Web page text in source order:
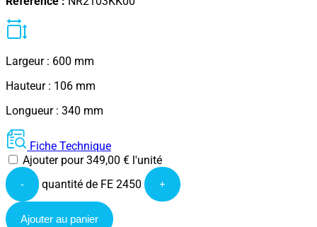
Largeur : 600 mm
Hauteur : 106 mm
Longueur : 340 mm
Fiche Technique
Ajouter pour349,00 € l'unité
- quantité de FE 2450 +
Ajouter au panier